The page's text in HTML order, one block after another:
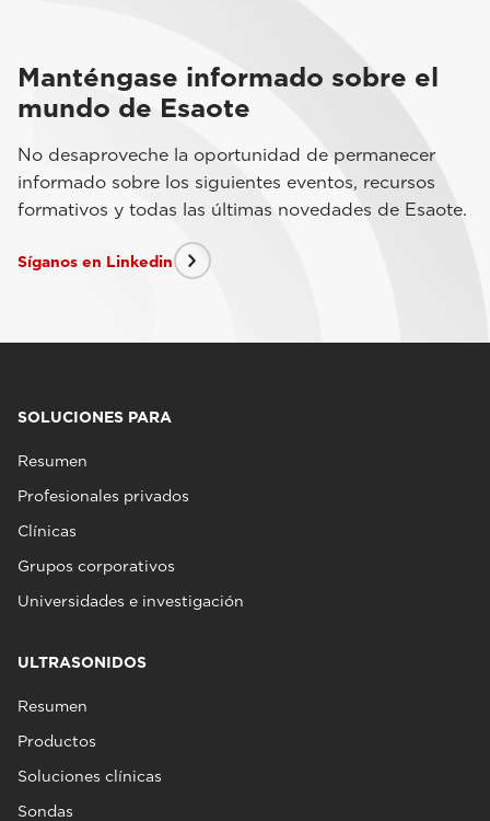
Manténgase informado sobre el
mundo de Esaote
No desaproveche la oportunidad de permanecer
informado sobre los siguientes eventos, recursos
formativos y todas las últimas novedades de Esaote.
Síganos en Linkedin
SOLUCIONES PARA
Resumen
Profesionales privados
Clínicas
Grupos corporativos
Universidades e investigación
ULTRASONIDOS
Resumen
Productos
Soluciones clínicas
Sondas